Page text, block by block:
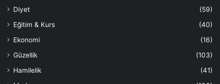
Diyet
(59)
Eğitim & Kurs
(40)
Ekonomi
(16)
Güzellik
(103)
Hamilelik
(41)